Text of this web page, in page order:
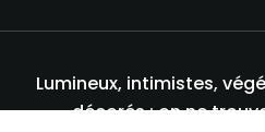
Lumineux, intimistes,
décorés : on ne